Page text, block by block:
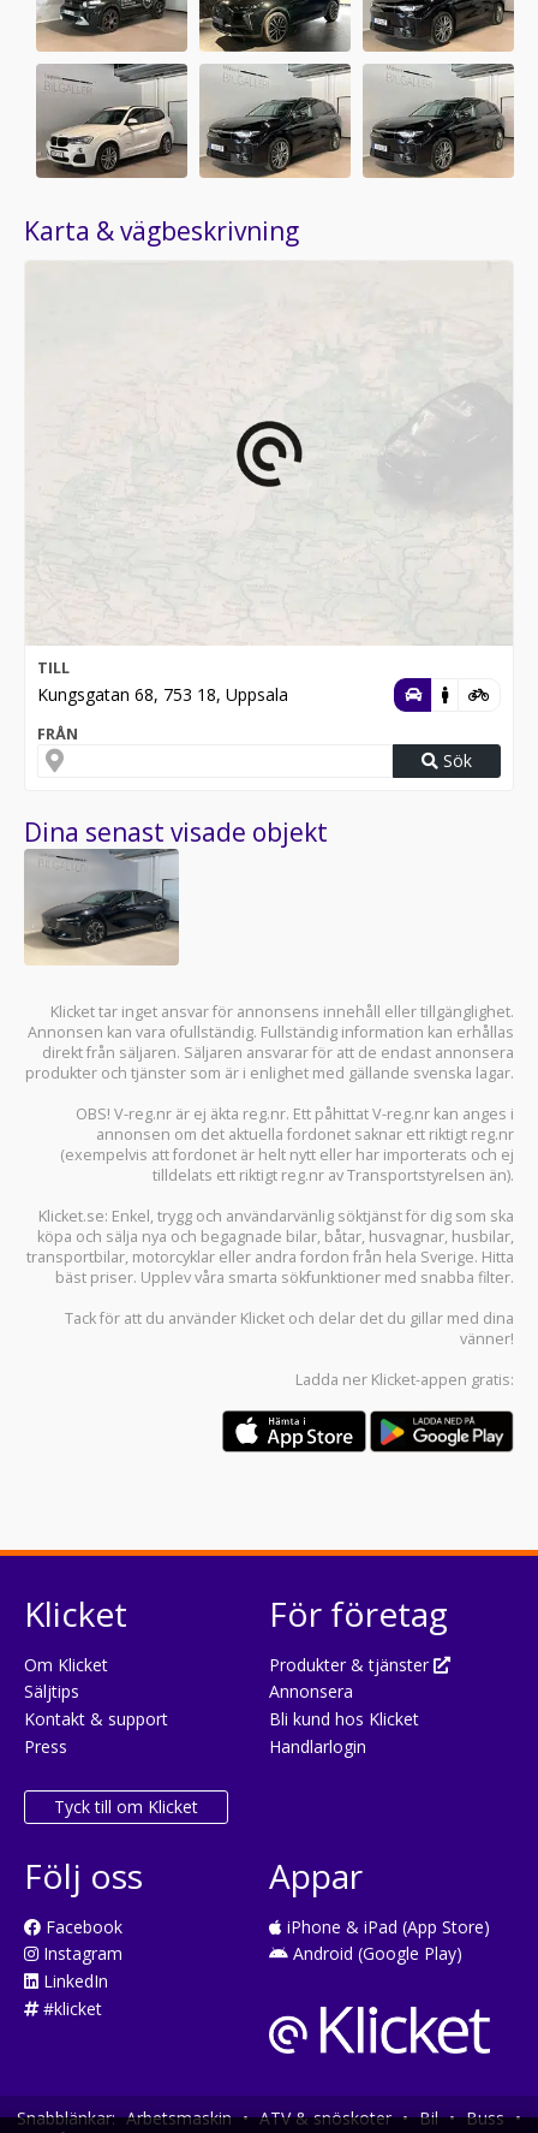
Karta & vägbeskrivning
TILL
Kungsgatan 68, 753 18, Uppsala
FRÅN
Sök
Dina senast visade objekt
Klicket tar inget ansvar för annonsens innehåll eller tillgänglighet.
Annonsen kan vara ofullständig. Fullständig information kan erhållas
direkt från säljaren. Säljaren ansvarar för att de endast annonsera
produkter och tjänster som är i enlighet med gällande svenska lagar.
OBS! V-reg.nr är ej äkta reg.nr. Ett påhittat V-reg.nr kan anges i
annonsen om det aktuella fordonet saknar ett riktigt reg.nr
(exempelvis att fordonet är helt nytt eller har importerats och ej
tilldelats ett riktigt reg.nr av Transportstyrelsen än).
Klicket.se: Enkel, trygg och användarvänlig söktjänst för dig som ska
köpa och sälja nya och begagnade bilar, båtar, husvagnar, husbilar,
transportbilar, motorcyklar eller andra fordon från hela Sverige. Hitta
bäst priser. Upplev våra smarta sökfunktioner med snabba filter.
Tack för att du använder Klicket och delar det du gillar med dina
vänner!
Ladda ner Klicket-appen gratis:
Klicket
Om Klicket
Säljtips
Kontakt & support
Press
Tyck till om Klicket
För företag
Produkter & tjänster
Annonsera
Bli kund hos Klicket
Handlarlogin
Följ oss
Facebook
Instagram
LinkedIn
#klicket
Appar
iPhone & iPad (App Store)
Android (Google Play)
Snabblänkar: Arbetsmaskin • ATV & snöskoter • Bil • Buss •